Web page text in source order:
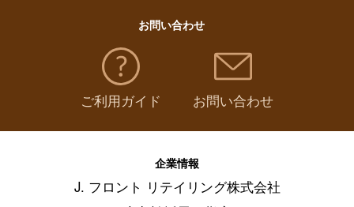
チーズ・乳製品・冷凍食品 （ 123
フルーツ・野菜（151
麺類・レトルト食品（ 434
美容・健康食品（64
お問い合わせ
ご利用ガイド お問い合わせ
企業情報
J. フロント リテイリング株式会社